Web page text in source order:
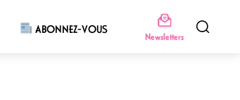
ABONNEZ-VOUS
Newsletters